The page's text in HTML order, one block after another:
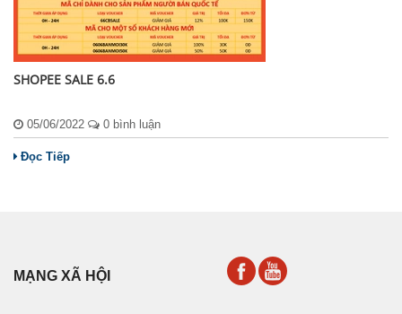
SHOPEE SALE 6.6
05/06/2022 0 bình luận
Đọc Tiếp
MẠNG XÃ HỘI